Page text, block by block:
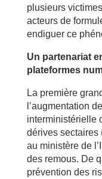
plusieurs
acteurs de
endiguer ce
Un partenariat
plateformes
La première
l’augmentation
interministérielle
dérives sectaires
au ministère de
des remous. De
prévention des